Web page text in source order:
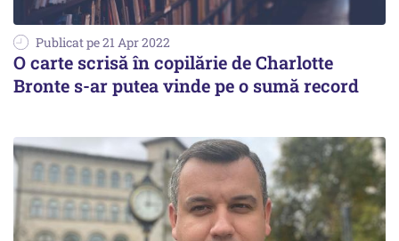
Publicat pe 21 Apr 2022
O carte scrisă în copilărie de Charlotte
Bronte s-ar putea vinde pe o sumă record